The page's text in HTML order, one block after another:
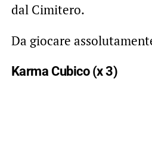
dal Cimitero.
Da giocare
Karma Cubico (x 3)